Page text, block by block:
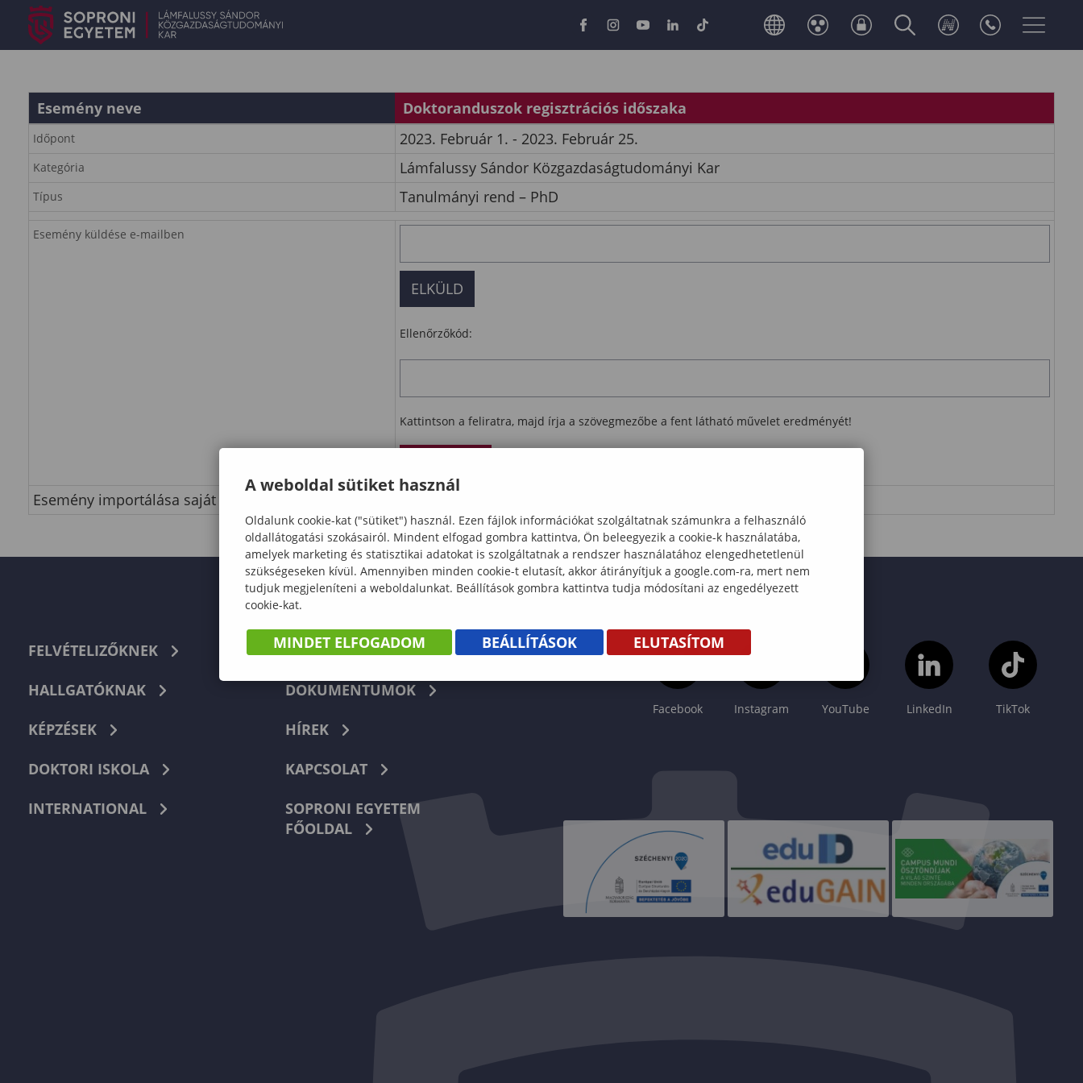
Esemény neve Doktoranduszok regisztrációs időszaka
Időpont 2023. Február 1. - 2023. Február 25.
Kategória Lámfalussy Sándor Közgazdaságtudományi Kar
Típus Tanulmányi rend – PhD
Esemény küldése e-mailben
Ellenőrzőkód:
Kattintson a feliratra, majd írja a szövegmezőbe a fent látható művelet eredményét!
Esemény importálása saját naptárba
FELVÉTELIZŐKNEK
HALLGATÓKNAK
KÉPZÉSEK
DOKTORI ISKOLA
INTERNATIONAL
TELEFONKÖNYV
DOKUMENTUMOK
HÍREK
KAPCSOLAT
SOPRONI EGYETEM
FŐOLDAL
Facebook Instagram YouTube LinkedIn TikTok
A weboldal sütiket használ
Oldalunk cookie-kat ("sütiket") használ. Ezen fájlok információkat szolgáltatnak számunkra a felhasználó
oldallátogatási szokásairól. Mindent elfogad gombra kattintva, Ön beleegyezik a cookie-k használatába,
amelyek marketing és statisztikai adatokat is szolgáltatnak a rendszer használatához elengedhetetlenül
szükségeseken kívül. Amennyiben minden cookie-t elutasít, akkor átirányítjuk a google.com-ra, mert nem
tudjuk megjeleníteni a weboldalunkat. Beállítások gombra kattintva tudja módosítani az engedélyezett
cookie-kat.
MINDET ELFOGADOM BEÁLLÍTÁSOK ELUTASÍTOM